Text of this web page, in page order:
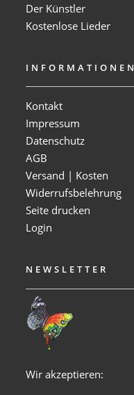
Der Künstler
Kostenlose Lieder
INFORMATIONEN
Kontakt
Impressum
Datenschutz
AGB
Versand | Kosten
Widerrufsbelehrung
Seite drucken
Login
NEWSLETTER
Wir akzeptieren: